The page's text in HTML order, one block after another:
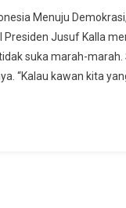
Menuju
Presiden Jusuf Kalla
suka marah-
“Kalau kawan kita